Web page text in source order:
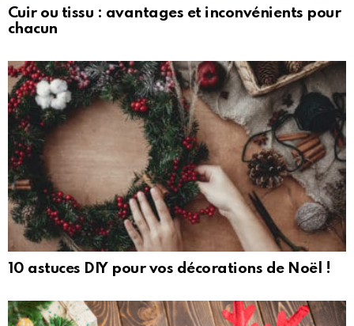
Cuir ou tissu : avantages et inconvénients pour
chacun
10 astuces DIY pour vos décorations de Noël !